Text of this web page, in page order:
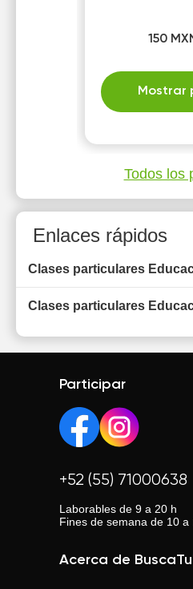
150
Mostrar
Todos los
Enlaces rápidos
Clases particulares
Clases particulares
Participar
+52 (55) 71000638
Laborables de 9 a 20 h
Fines de semana de 10 a
Acerca de